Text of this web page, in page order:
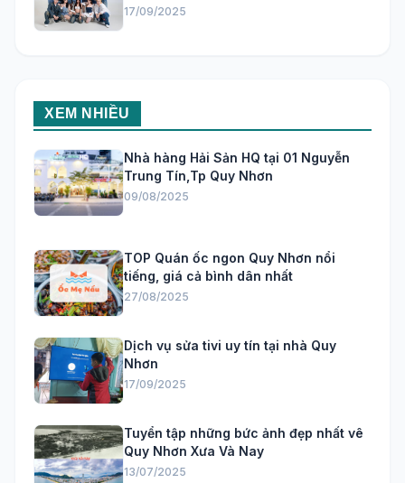
17/09/2025
XEM NHIỀU
Nhà hàng Hải Sản HQ tại 01 Nguyễn
Trung Tín,Tp Quy Nhơn
09/08/2025
TOP Quán ốc ngon Quy Nhơn nổi
tiếng, giá cả bình dân nhất
27/08/2025
Dịch vụ sửa tivi uy tín tại nhà Quy
Nhơn
17/09/2025
Tuyển tập những bức ảnh đẹp nhất vê
Quy Nhơn Xưa Và Nay
13/07/2025